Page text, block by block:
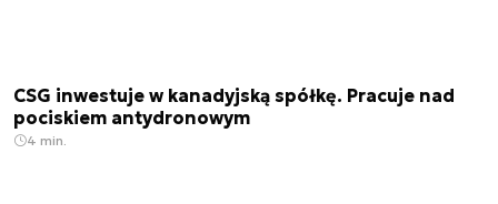
CSG inwestuje w kanadyjską spółkę. Pracuje nad
pociskiem antydronowym
4 min.